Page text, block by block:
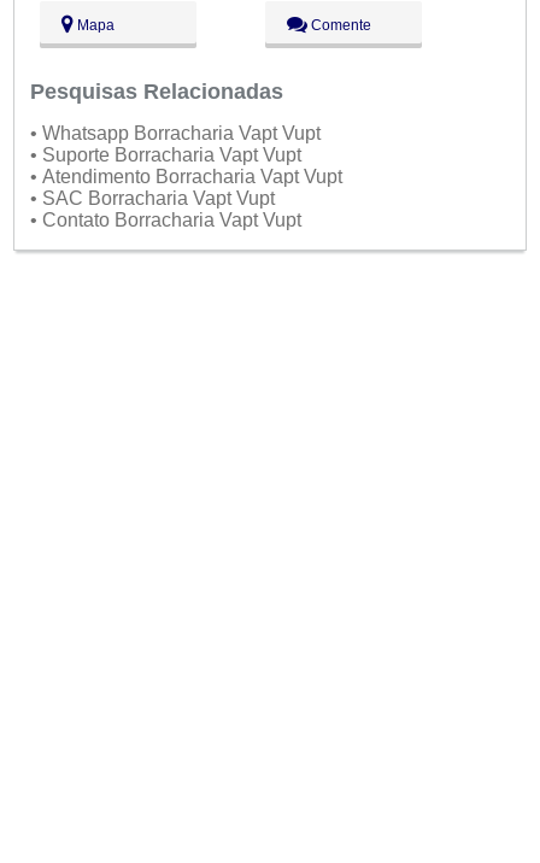
Sex:
Sáb:
Fechado
Dom:
Fechado
Mapa Comente
Pesquisas Relacionadas
• Whatsapp Borracharia Vapt Vupt
• Suporte Borracharia Vapt Vupt
• Atendimento Borracharia Vapt Vupt
• SAC Borracharia Vapt Vupt
• Contato Borracharia Vapt Vupt